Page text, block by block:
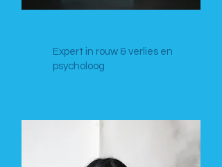
Expert in rouw & verlies en
psycholoog